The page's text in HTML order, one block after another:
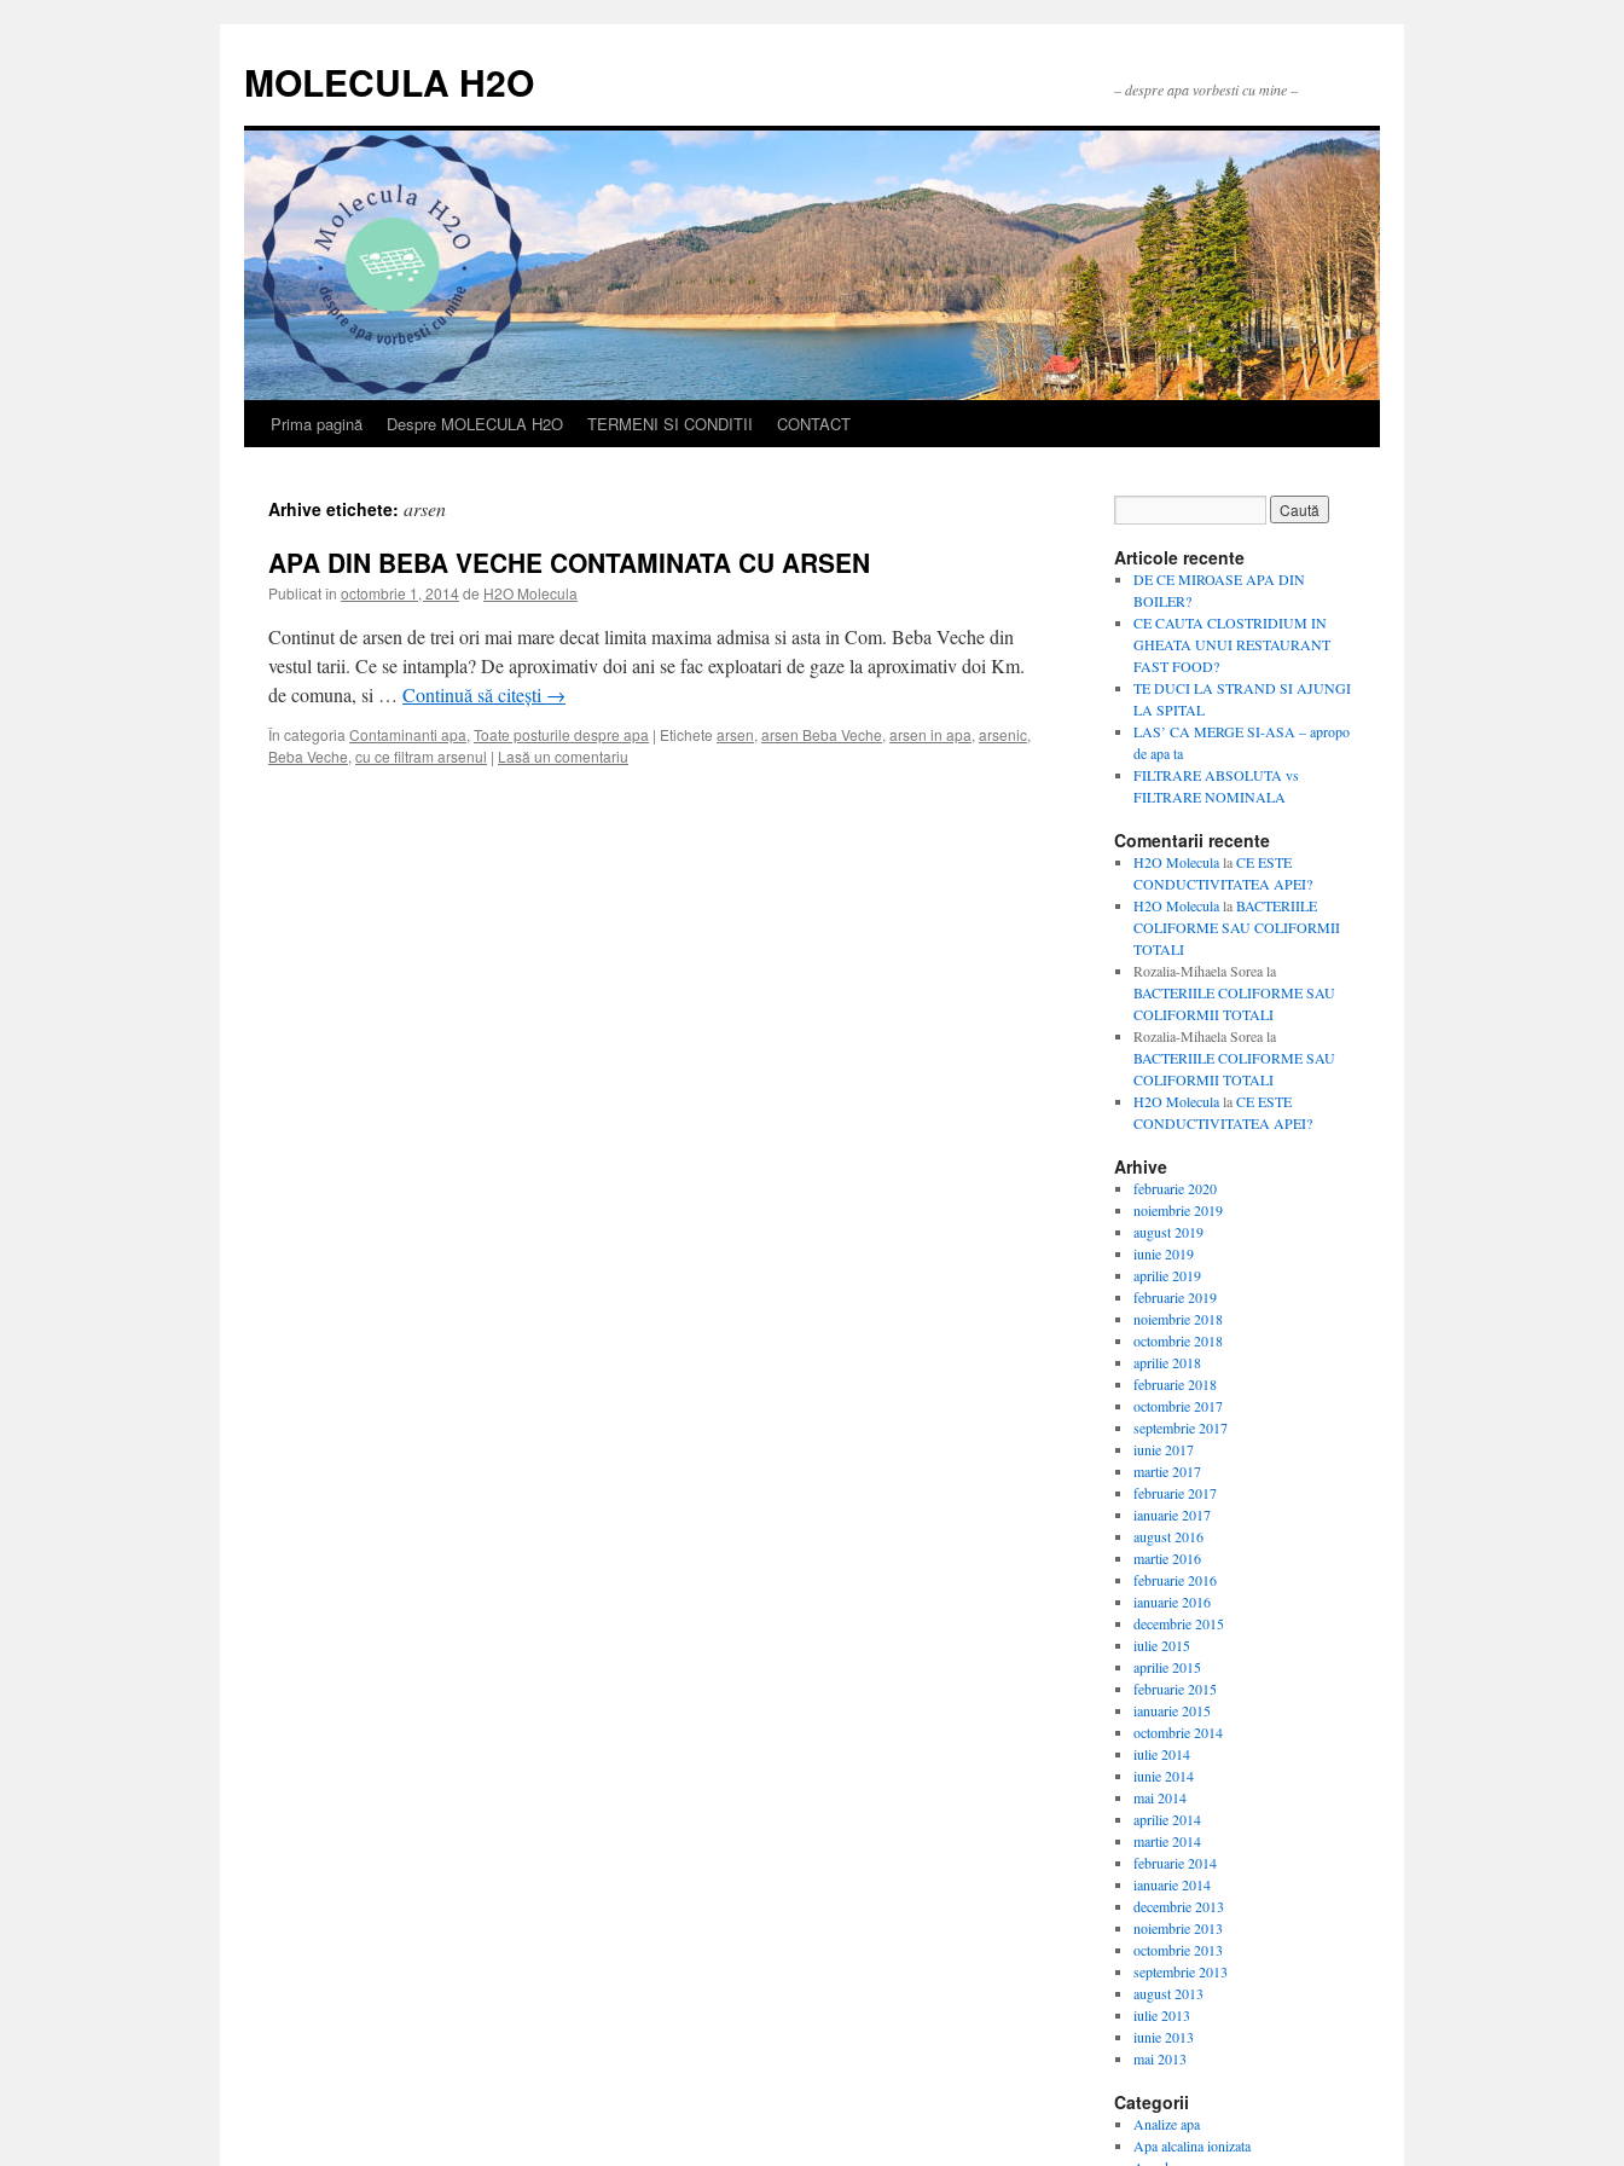
conținut
MOLECULA H2O – despre apa vorbesti cu mine –
Prima pagină Despre MOLECULA H2O TERMENI SI CONDITII CONTACT
Arhive etichete: arsen
APA DIN BEBA VECHE CONTAMINATA CU ARSEN
Publicat în octombrie 1, 2014de H2O Molecula
Continut de arsen de trei ori mai mare decat limita maxima admisa si asta in Com. Beba Veche din
vestul tarii. Ce se intampla? De aproximativ doi ani se fac exploatari de gaze la aproximativ doi Km.
de comuna, si … Continuă să citești →
În categoria Contaminanti apa, Toate posturile despre apa | Etichete arsen, arsen Beba Veche, arsen in apa, arsenic,
Beba Veche, cu ce filtram arsenul | Lasă un comentariu
Articole recente
DE CE MIROASE APA DIN
BOILER?
CE CAUTA CLOSTRIDIUM IN
GHEATA UNUI RESTAURANT
FAST FOOD?
TE DUCI LA STRAND SI AJUNGI
LA SPITAL
LAS’ CA MERGE SI-ASA – apropo
de apa ta
FILTRARE ABSOLUTA vs
FILTRARE NOMINALA
Comentarii recente
H2O MoleculalaCE ESTE
CONDUCTIVITATEA APEI?
H2O MoleculalaBACTERIILE
COLIFORME SAU COLIFORMII
TOTALI
Rozalia-Mihaela Soreala
BACTERIILE COLIFORME SAU
COLIFORMII TOTALI
Rozalia-Mihaela Soreala
BACTERIILE COLIFORME SAU
COLIFORMII TOTALI
H2O MoleculalaCE ESTE
CONDUCTIVITATEA APEI?
Arhive
februarie 2020
noiembrie 2019
august 2019
iunie 2019
aprilie 2019
februarie 2019
noiembrie 2018
octombrie 2018
aprilie 2018
februarie 2018
octombrie 2017
septembrie 2017
iunie 2017
martie 2017
februarie 2017
ianuarie 2017
august 2016
martie 2016
februarie 2016
ianuarie 2016
decembrie 2015
iulie 2015
aprilie 2015
februarie 2015
ianuarie 2015
octombrie 2014
iulie 2014
iunie 2014
mai 2014
aprilie 2014
martie 2014
februarie 2014
ianuarie 2014
decembrie 2013
noiembrie 2013
octombrie 2013
septembrie 2013
august 2013
iulie 2013
iunie 2013
mai 2013
Categorii
Analize apa
Apa alcalina ionizata